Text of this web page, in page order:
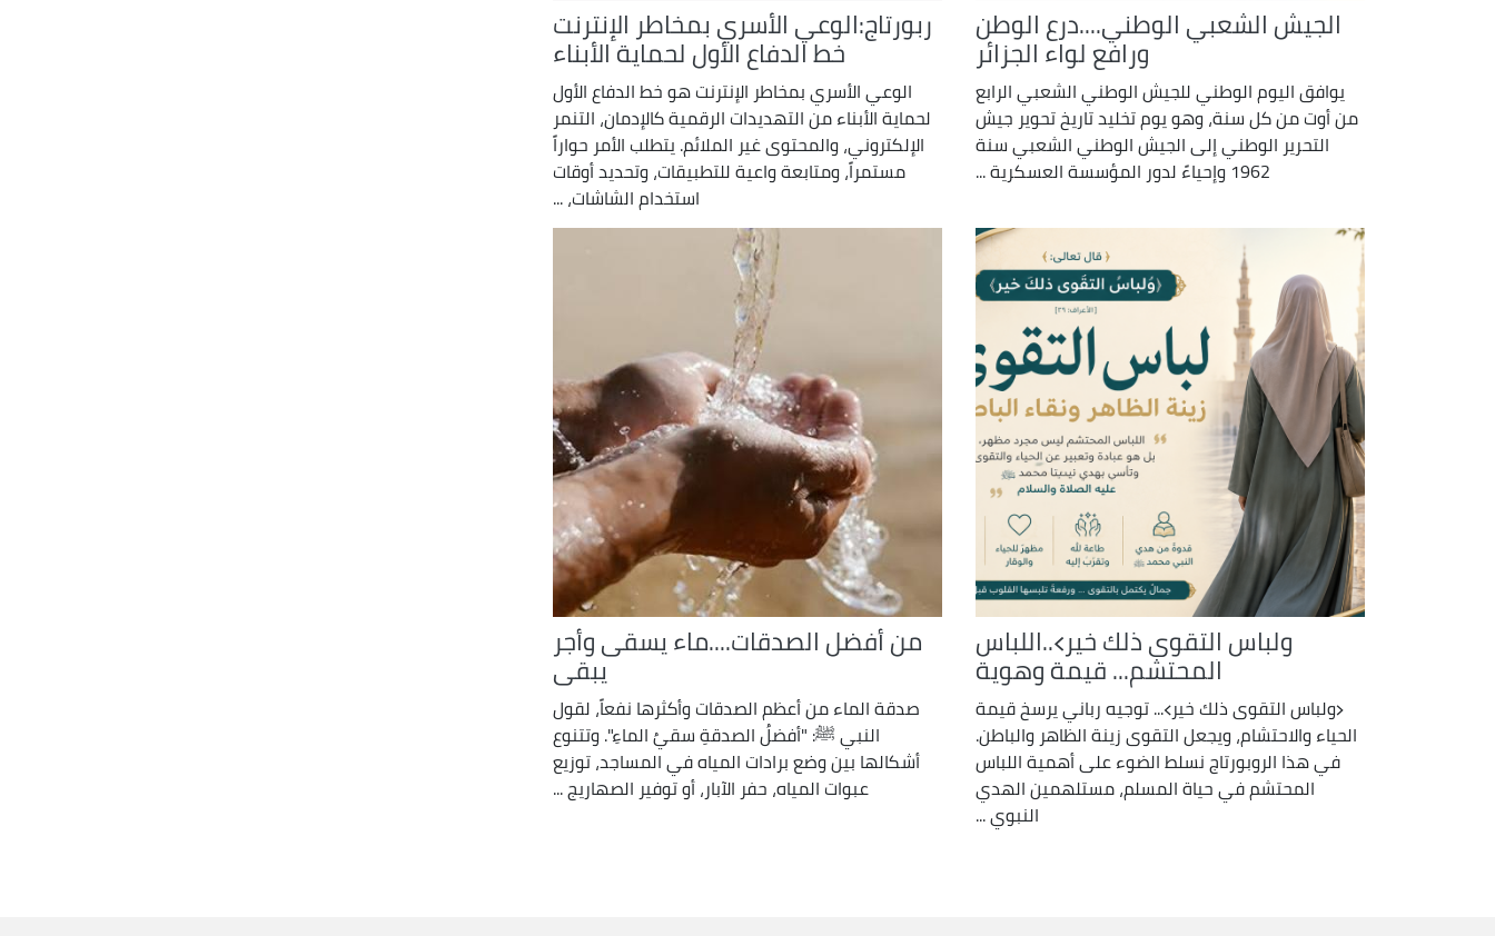
الجيش الشعبي الوطني....درع الوطن
ورافع لواء الجزائر
يوافق اليوم الوطني للجيش الوطني الشعبي الرابع
من أوت من كل سنة، وهو يوم تخليد تاريخ تحوير جيش
التحرير الوطني إلى الجيش الوطني الشعبي سنة
1962 وإحياءً لدور المؤسسة العسكرية ...
ربورتاج:الوعي الأسري بمخاطر الإنترنت
خط الدفاع الأول لحماية الأبناء
الوعي الأسري بمخاطر الإنترنت هو خط الدفاع الأول
لحماية الأبناء من التهديدات الرقمية كالإدمان، التنمر
الإلكتروني، والمحتوى غير الملائم. يتطلب الأمر حواراً
مستمراً، ومتابعة واعية للتطبيقات، وتحديد أوقات
استخدام الشاشات، ...
ولباس التقوى ذلك خير﴾..اللباس
المحتشم... قيمة وهوية
﴿ولباس التقوى ذلك خير﴾... توجيه رباني يرسخ قيمة
الحياء والاحتشام، ويجعل التقوى زينة الظاهر والباطن.
في هذا الروبورتاج نسلط الضوء على أهمية اللباس
المحتشم في حياة المسلم، مستلهمين الهدي
النبوي ...
من أفضل الصدقات....ماء يسقى وأجر
يبقى
صدقة الماء من أعظم الصدقات وأكثرها نفعاً، لقول
النبي ﷺ: "أفضلُ الصدقةِ سقيُ الماءِ". وتتنوع
أشكالها بين وضع برادات المياه في المساجد، توزيع
عبوات المياه، حفر الآبار، أو توفير الصهاريج ...